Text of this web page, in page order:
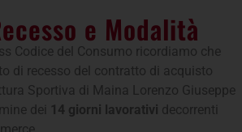
e Modalità
Codice del Consumo ricordiamo che
di recesso del contratto di acquisto
Sportiva di Maina Lorenzo Giuseppe
dei 14 giorni lavorativi decorrenti